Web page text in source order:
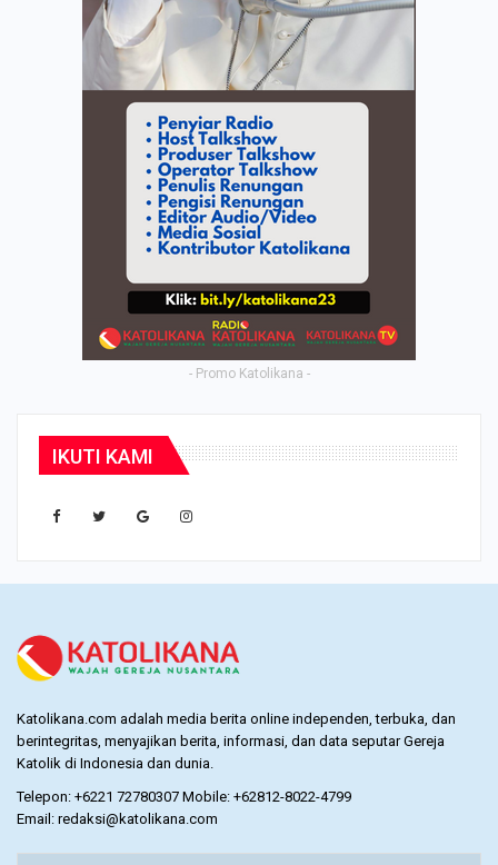
- Promo Katolikana -
IKUTI KAMI
Katolikana.com adalah media berita online independen, terbuka, dan
berintegritas, menyajikan berita, informasi, dan data seputar Gereja
Katolik di Indonesia dan dunia.
Telepon: +6221 72780307 Mobile: +62812-8022-4799
Email: redaksi@katolikana.com